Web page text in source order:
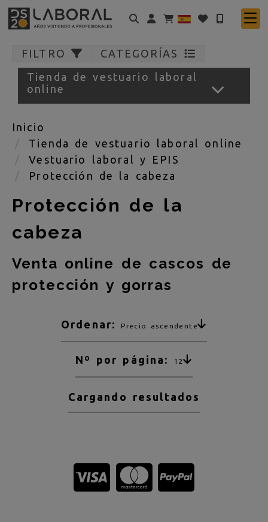
Identifícate
FILTRO
CATEGORÍAS
Tienda de vestuario laboral
online
Inicio
Tienda de vestuario laboral online
Vestuario laboral y EPIS
Protección de la cabeza
Protección de la
cabeza
Venta online de cascos de
protección y gorras
Ordenar: Precio ascendente
Nº por página: 12
Cargando resultados